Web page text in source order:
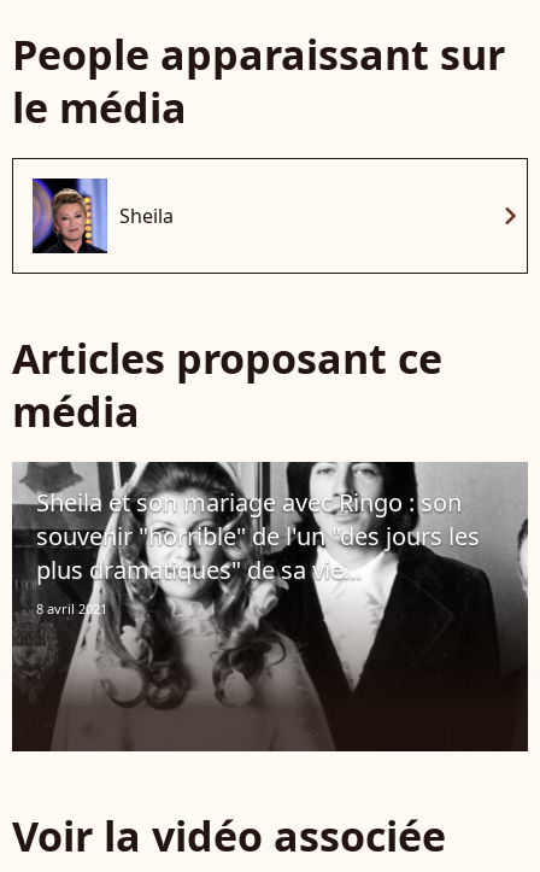
People apparaissant sur
le média
Sheila chevron_right
Articles proposant ce
média
Sheila et son mariage avec Ringo : son
souvenir "horrible" de l'un "des jours les
plus dramatiques" de sa vie...
8 avril 2021
Voir la vidéo associée